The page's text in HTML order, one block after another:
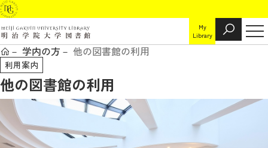
My
Library
学内の方 他の図書館の利用
利用案内
他の図書館の利用